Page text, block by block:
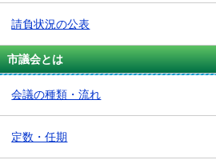
請負状況の公表
市議会とは
会議の種類・流れ
定数・任期